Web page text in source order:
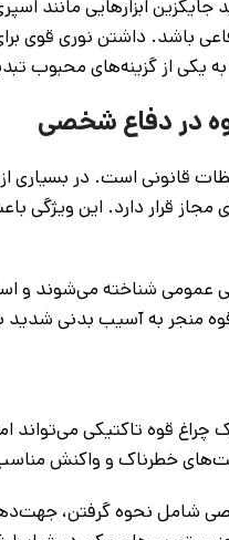
ابزارهایی مانند
باشد. داشتن نوری
به یکی از گزینه‌های محبوب
در دفاع شخصی
است. در بسیاری از
قرار دارد. این ویژگی
عمومی شناخته می‌شوند
قوه منجر به آسیب بدنی
قوه تاکتیکی می‌تواند
خطرناک و واکنش مناسب،
شامل نحوه گرفتن،